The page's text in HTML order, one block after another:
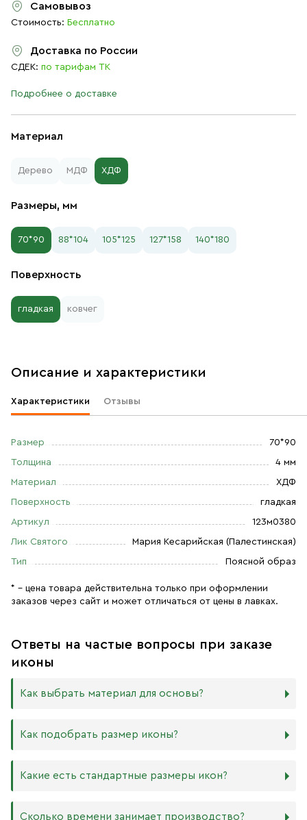
Материал
Дерево МДФ ХДФ
Размеры, мм
70*90 88*104 105*125 127*158 140*180
Поверхность
гладкая ковчег
Самовывоз
Стоимость: Бесплатно
Доставка по России
СДЕК: по тарифам ТК
Подробнее о доставке
Описание и характеристики
Характеристики Отзывы
Размер 70*90
Толщина 4 мм
Материал ХДФ
Поверхность гладкая
Артикул 123м0380
Лик Святого Мария Кесарийская (Палестинская)
Тип Поясной образ
* – цена товара действительна только при оформлении
заказов через сайт и может отличаться от цены в лавках.
Ответы на частые вопросы при заказе
иконы
Как выбрать материал для основы?
Мы изготавливаем иконы на трёх разных видах досок:
МДФ. Ламинированная древесно-стружечная плита —
Как подобрать размер иконы?
Никаких строгих правил по тому, какого размера
иконостас, можно ориентироваться на него.
Какие есть стандартные размеры икон?
Сколько времени занимает производство?